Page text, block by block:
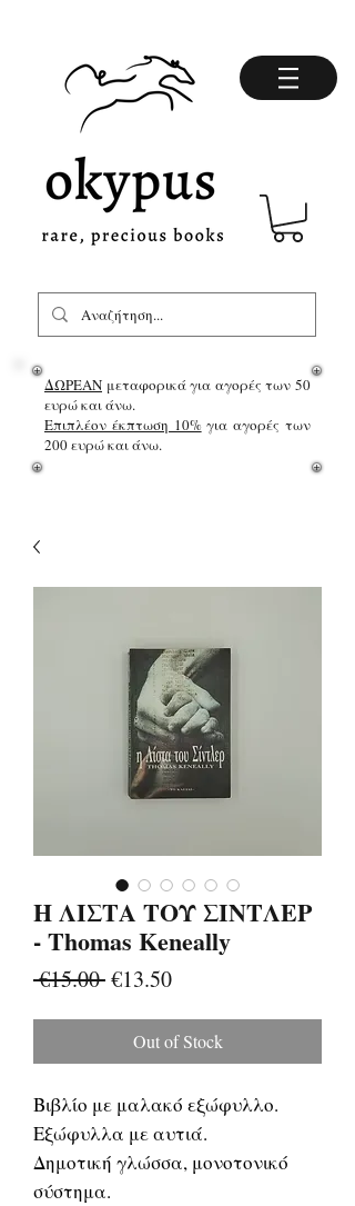
ΔΩΡΕΑΝ μεταφορικά για αγορές των 50
ευρώ και άνω.
Επιπλέον έκπτωση 10%για αγορές των
200 ευρώ και άνω.
Η ΛΙΣΤΑ ΤΟΥ ΣΙΝΤΛΕΡ
- Thomas Keneally
€15.00 Regular
€13.50Sale
Out of Stock
Βιβλίο με μαλακό εξώφυλλο.
Εξώφυλλα με αυτιά.
Δημοτική γλώσσα, μονοτονικό
σύστημα.